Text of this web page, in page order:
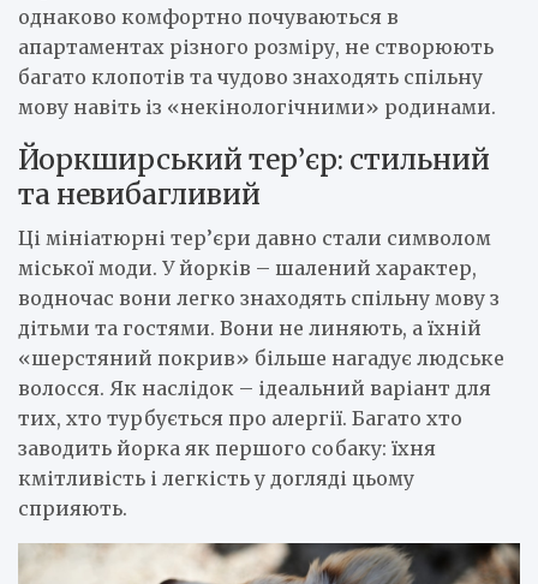
однаково комфортно почуваються в
апартаментах різного розміру, не створюють
багато клопотів та чудово знаходять спільну
мову навіть із «некінологічними» родинами.
Йоркширський тер’єр: стильний
та невибагливий
Ці мініатюрні тер’єри давно стали символом
міської моди. У йорків – шалений характер,
водночас вони легко знаходять спільну мову з
дітьми та гостями. Вони не линяють, а їхній
«шерстяний покрив» більше нагадує людське
волосся. Як наслідок – ідеальний варіант для
тих, хто турбується про алергії. Багато хто
заводить йорка як першого собаку: їхня
кмітливість і легкість у догляді цьому
сприяють.